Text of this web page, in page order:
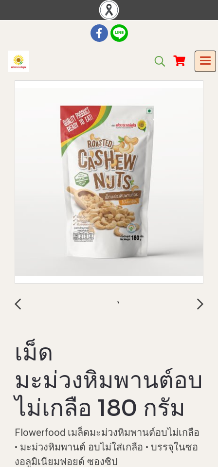
เม็ด
มะม่วงหิมพานต์อบ
ไม่เกลือ 180 กรัม
Flowerfood เมล็ดมะม่วงหิมพานต์อบไม่เกลือ
• มะม่วงหิมพานต์ อบไม่ใส่เกลือ • บรรจุในซอ
งอลูมิเนียมฟอยด์ ซองซิป